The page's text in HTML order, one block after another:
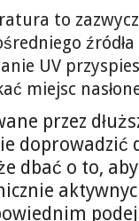
to
źródła
UV
miejsc
przez
doprowadzić
dbać o to,